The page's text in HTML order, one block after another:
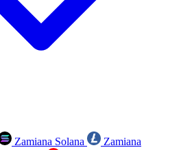
Zamiana Solana
Zamiana